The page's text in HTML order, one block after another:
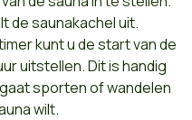
de saunakachel uit.
kunt u de start van de
uitstellen. Dit is handig
sporten of wandelen
wilt.